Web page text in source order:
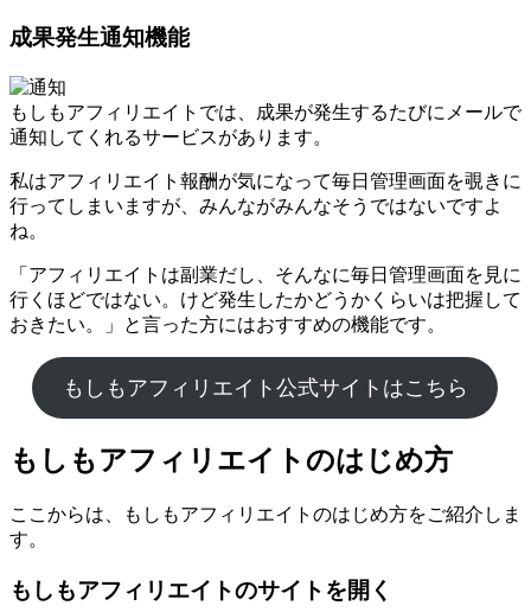
成果発生通知機能
もしもアフィリエイトでは、成果が発生するたびにメールで
通知してくれるサービスがあります。
私はアフィリエイト報酬が気になって毎日管理画面を覗きに
行ってしまいますが、みんながみんなそうではないですよ
ね。
「アフィリエイトは副業だし、そんなに毎日管理画面を見に
行くほどではない。けど発生したかどうかくらいは把握して
おきたい。」と言った方にはおすすめの機能です。
もしもアフィリエイト公式サイトはこちら
もしもアフィリエイトのはじめ方
ここからは、もしもアフィリエイトのはじめ方をご紹介しま
す。
もしもアフィリエイトのサイトを開く